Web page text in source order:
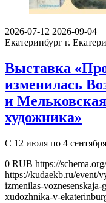
2026-07-12 2026-09-04
Екатеринбург г.
Выставка
изменилась
и Мельковская
художника»
С 12 июля по 4
0 RUB https://
https://kudaekb.ru/event/
izmenilas-
xudozhnika-v-